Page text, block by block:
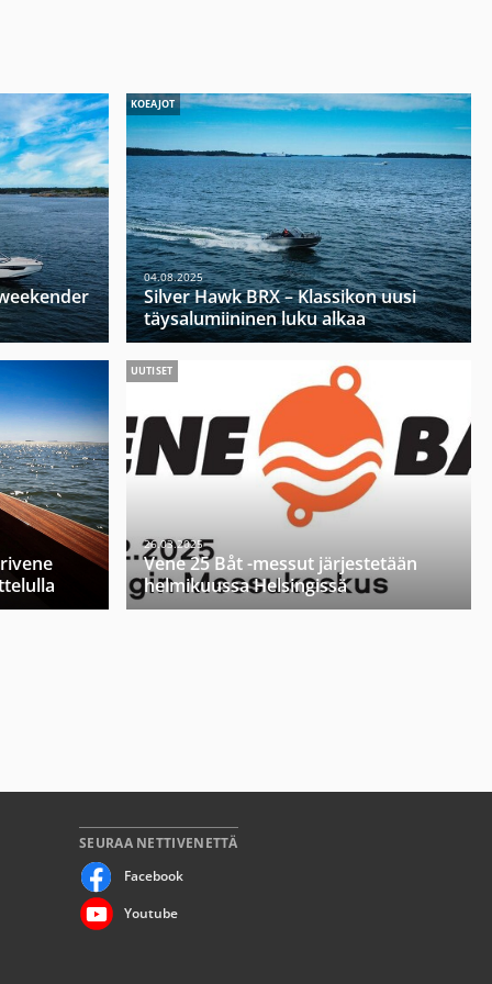
KOEAJOT
04.08.2025
Silver Hawk BRX – Klassikon uusi
täysalumiininen luku alkaa
UUTISET
26.03.2025
Vene 25 Båt -messut järjestetään
helmikuussa Helsingissä
SEURAA NETTIVENETTÄ
Facebook
Youtube